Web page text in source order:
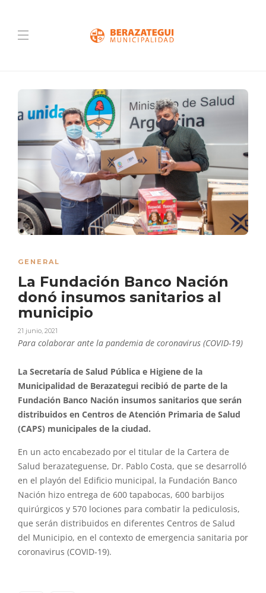
GENERAL
La Fundación Banco Nación
donó insumos sanitarios al
municipio
21 junio, 2021
Para colaborar ante la pandemia de coronavirus (COVID-19)
La Secretaría de Salud Pública e Higiene de la
Municipalidad de Berazategui recibió de parte de la
Fundación Banco Nación insumos sanitarios que serán
distribuidos en Centros de Atención Primaria de Salud
(CAPS) municipales de la ciudad.
En un acto encabezado por el titular de la Cartera de
Salud berazateguense, Dr. Pablo Costa, que se desarrolló
en el playón del Edificio municipal, la Fundación Banco
Nación hizo entrega de 600 tapabocas, 600 barbijos
quirúrgicos y 570 lociones para combatir la pediculosis,
que serán distribuidos en diferentes Centros de Salud
del Municipio, en el contexto de emergencia sanitaria por
coronavirus (COVID-19).